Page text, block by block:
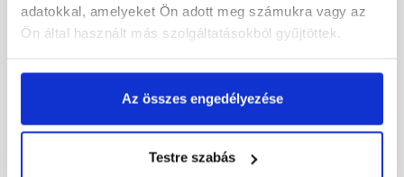
adatokkal, amelyeket Ön adott meg számukra vagy az
Ön által használt más szolgáltatásokból gyűjtöttek.
Az összes engedélyezése
Testre szabás
9 690 Ft 13 365 Ft / db